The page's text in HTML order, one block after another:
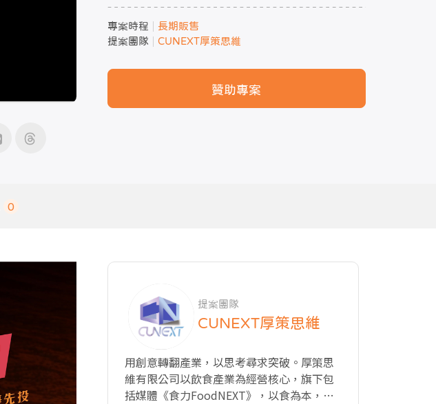
專案時程
長期販售
提案團隊
CUNEXT厚策思維
贊助專案
0
提案團隊
CUNEXT厚策思維
用創意轉翻產業，以思考尋求突破。厚策思
維有限公司以飲食產業為經營核心，旗下包
括媒體《食力FoodNEXT》，以食為本，探